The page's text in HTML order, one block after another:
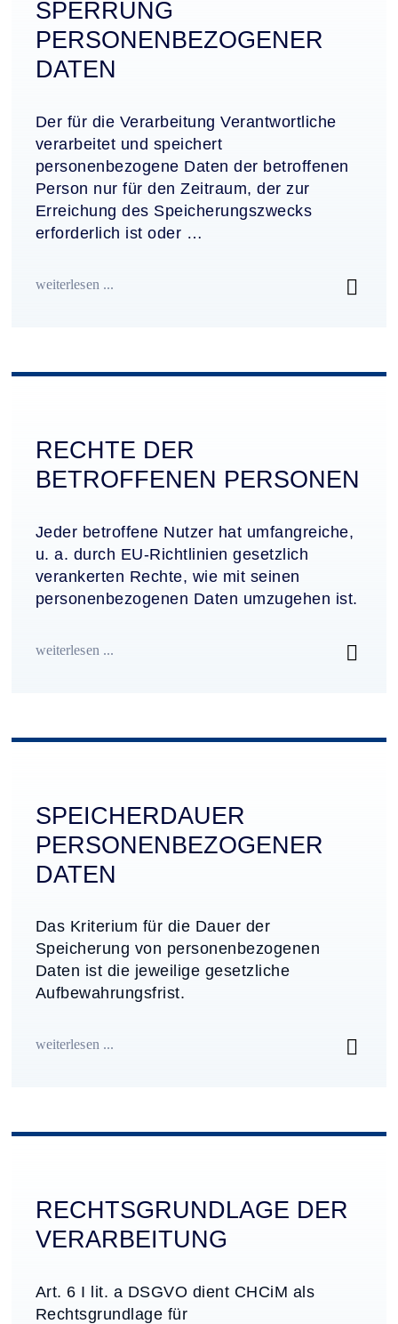
SPERRUNG
PERSONENBEZOGENER
DATEN
Der für die Verarbeitung Verantwortliche
verarbeitet und speichert
personenbezogene Daten der betroffenen
Person nur für den Zeitraum, der zur
Erreichung des Speicherungszwecks
erforderlich ist oder …
weiterlesen ...
RECHTE DER
BETROFFENEN PERSONEN
Jeder betroffene Nutzer hat umfangreiche,
u. a. durch EU-Richtlinien gesetzlich
verankerten Rechte, wie mit seinen
personenbezogenen Daten umzugehen ist.
weiterlesen ...
SPEICHERDAUER
PERSONEN­BEZOGENER
DATEN
Das Kriterium für die Dauer der
Speicherung von personenbezogenen
Daten ist die jeweilige gesetzliche
Aufbewahrungsfrist.
weiterlesen ...
RECHTSGRUND­LAGE DER
VERARBEITUNG
Art. 6 I lit. a DSGVO dient CHCiM als
Rechtsgrundlage für